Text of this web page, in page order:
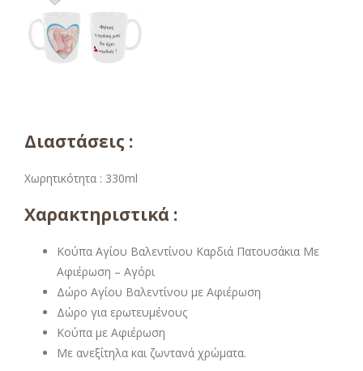
Διαστάσεις :
Χωρητικότητα : 330ml
Χαρακτηριστικά :
Κούπα Αγίου Βαλεντίνου Καρδιά Πατουσάκια Με
Αφιέρωση – Αγόρι
Δώρο Αγίου Βαλεντίνου με Αφιέρωση
Δώρο για ερωτευμένους
Κούπα με Αφιέρωση
Με ανεξίτηλα και ζωντανά χρώματα.